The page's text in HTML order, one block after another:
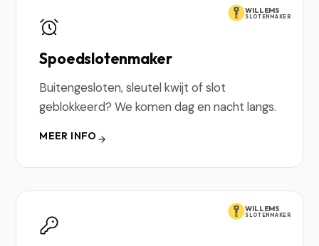
WILLEMS
SLOTENMAKER
Spoedslotenmaker
Buitengesloten, sleutel kwijt of slot
geblokkeerd? We komen dag en nacht langs.
MEER INFO
WILLEMS
SLOTENMAKER